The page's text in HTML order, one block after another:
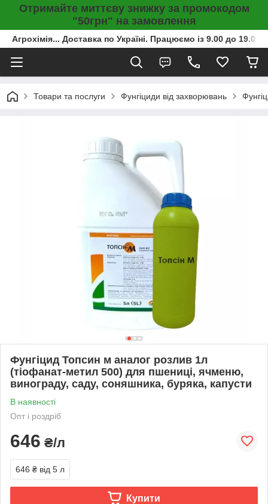
Отримайте миттєву знижку за промокодом
"50грн" на замовлення
Агрохімія... Доставка по Україні. Працюємо із 9.00 до
Товари та послуги Фунгіциди від захворювань
Фунгіцид Топсин м аналог розлив 1л
(тіофанат-метил 500) для пшениці, ячменю,
винограду, саду, соняшника, буряка, капусти
В наявності
Опт і роздріб
646 ₴/л
646 ₴ від 5 л
Купити